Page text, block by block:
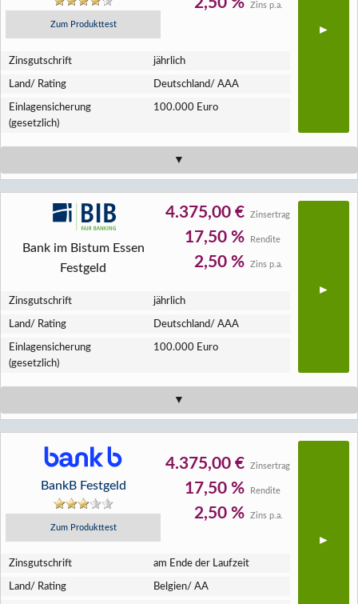
Zum Produkttest
Zins p.a.
Zins­gutschrift jährlich
Land/ Rating Deutschland/ AAA
Einlagen­sicherung
(gesetzlich)
100.000 Euro
Bank im Bistum Essen
Festgeld
4.375,00 € Zinsertrag
17,50 % Rendite
2,50 % Zins p.a.
Zins­gutschrift jährlich
Land/ Rating Deutschland/ AAA
Einlagen­sicherung
(gesetzlich)
100.000 Euro
BankB Festgeld
Zum Produkttest
4.375,00 € Zinsertrag
17,50 % Rendite
2,50 % Zins p.a.
Zins­gutschrift am Ende der Laufzeit
Land/ Rating Belgien/ AA